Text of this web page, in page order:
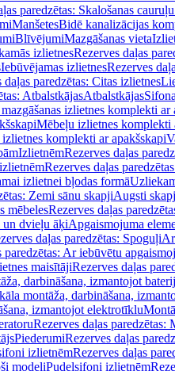
paredzētas: Skalošanas
ManšetesBidē kanalizācijas
BlīvējumiMazgāšanas vieta
izlietnesRezerves daļas
Iebūvējamas izlietnesRezerves
daļas paredzētas: Citas izlietnes
AtbalstkājasAtbalstkājas
izlietnes komplekti ar
Mēbeļu izlietnes komplekti
komplekti ar apakšskapi
IzlietnēmRezerves daļas
Rezerves daļas
izlietnei bļodas formā
Zemi sānu skapjiAugsti
mēbelesRezerves daļas
dvieļu āķiApgaismojuma
daļas paredzētas: Spoguļi
paredzētas: Ar iebūvētu
maisītājiRezerves daļas
darbināšana, izmantojot
montāža, darbināšana,
izmantojot elektrotīklu
Rezerves daļas paredzētas:
PiederumiRezerves daļas
izlietnēmRezerves daļas
modeļiPudeļsifoni izlietnēm